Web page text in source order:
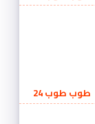
طوب طوب 24